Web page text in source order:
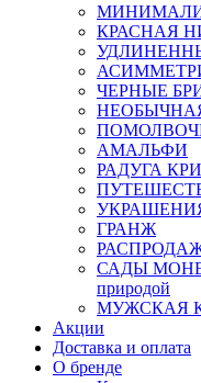
КРАСНАЯ
ЧЕРНЫЕ
АМАЛЬФИ
РАДУГА
ГРАНЖ
САДЫ МОНЕ -
природой
МУЖСКАЯ
Акции
Доставка и оплата
О бренде